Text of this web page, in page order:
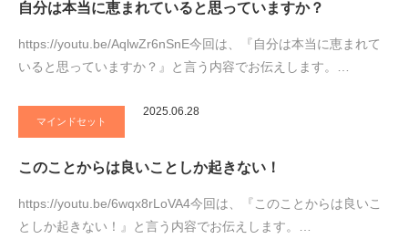
自分は本当に恵まれていると思っていますか？
https://youtu.be/AqlwZr6nSnE今回は、『自分は本当に恵まれて
いると思っていますか？』と言う内容でお伝えします。…
マインドセット
2025.06.28
このことからは良いことしか起きない！
https://youtu.be/6wqx8rLoVA4今回は、『このことからは良いこ
としか起きない！』と言う内容でお伝えします。…